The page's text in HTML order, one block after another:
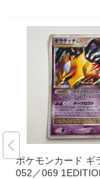
ポケモンカード ギ
052／069